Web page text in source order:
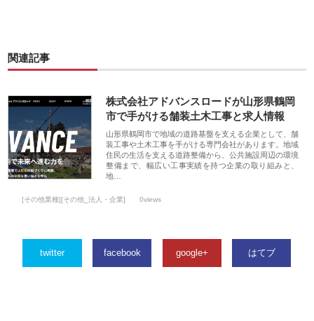
関連記事
株式会社アドバンスロードが山形県鶴岡
市で手がける舗装土木工事と求人情報
山形県鶴岡市で地域の道路基盤を支える企業として、舗
装工事や土木工事を手がける専門会社があります。地域
住民の生活を支える道路整備から、公共施設周辺の環境
整備まで、幅広い工事実績を持つ企業の取り組みと、
地…
[その他業種][その他_法人・企業] 0views
twitter facebook google+ はてブ